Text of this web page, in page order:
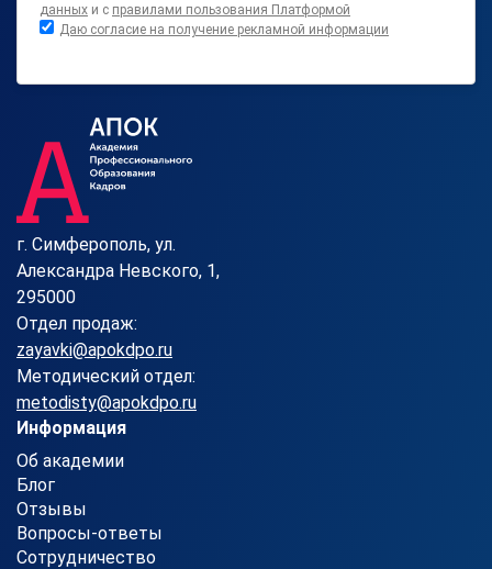
данных и с правилами пользования Платформой
Даю согласие на получение рекламной информации
г. Симферополь, ул.
Александра Невского, 1,
295000
Отдел продаж:
zayavki@apokdpo.ru
Методический отдел:
metodisty@apokdpo.ru
Информация
Об академии
Блог
Отзывы
Вопросы-ответы
Сотрудничество